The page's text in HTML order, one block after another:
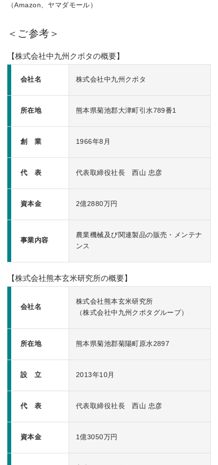
（Amazon、ヤマダモール）
＜ご参考＞
【株式会社中九州クボタの概要】
会社名 株式会社中九州クボタ
所在地 熊本県菊池郡大津町引水789番1
創 業 1966年8月
代 表 代表取締役社長 西山 忠彦
資本金 2億2880万円
事業内容
農業機械及び関連製品の販売・メンテナ
ンス
【株式会社熊本玄米研究所の概要】
会社名
株式会社熊本玄米研究所
（株式会社中九州クボタグループ）
所在地 熊本県菊池郡菊陽町原水2897
設 立 2013年10月
代 表 代表取締役社長 西山 忠彦
資本金 1億3050万円